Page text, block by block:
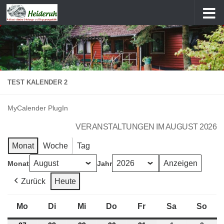
Zum Inhalt springen
TEST KALENDER 2
MyCalender PlugIn
VERANSTALTUNGEN IM AUGUST 2026
Monat Woche Tag
Monat Jahr
Zurück Heute
Mo Montag
DiDienstag
MiMittwoch
Do Donnerstag
Fr FreitagSa Samstag
So